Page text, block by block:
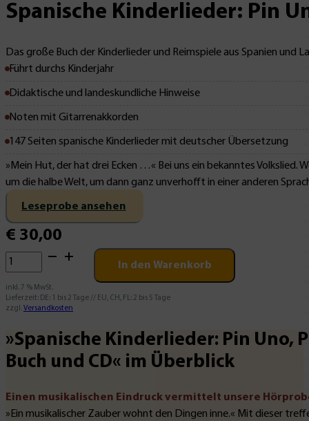
Spanische Kinderlieder: Pin
Das große Buch der Kinderlieder und Reimspiele aus Spanien
Führt durchs Kinderjahr
Didaktische und landeskundliche Hinweise
Noten mit Gitarrenakkorden
147 Seiten spanische Kinderlieder mit deutscher Übersetzung
»Mein Hut, der hat drei Ecken …« Bei uns ein bekanntes Volkslied.
um die halbe Welt, um dann ganz unverhofft in einer anderen
Leseprobe ansehen
€ 30,00
Spanische
Kinderlieder:
Pin
Uno,
Dos,
Pin
In den Warenkorb
inkl. 7 % MwSt.
Lieferzeit: DE: 1 bis 2 Tage // EU, CH, FL: 2 bis 5 Tage
zzgl.Versandkosten
»Spanische Kinderlieder: Pin Uno,
Buch und CD« im Überblick
Einen musikalischen Eindruck vermittelt unsere
»Ein musikalischer Zauber wohnt den Dingen inne.« Mit dieser